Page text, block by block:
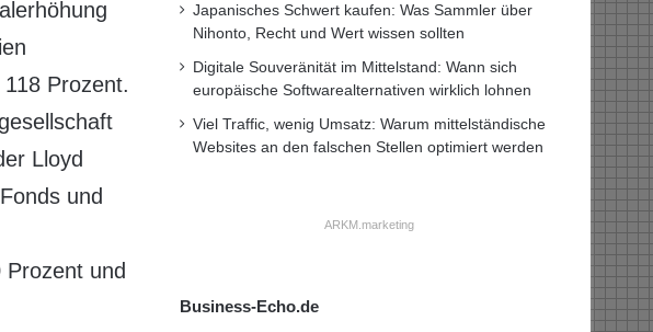
Prozent.
Lloyd
und
und
Japanisches Schwert kaufen: Was Sammler über
Nihonto, Recht und Wert wissen sollten
Digitale Souveränität im Mittelstand: Wann sich
europäische Softwarealternativen wirklich lohnen
Viel Traffic, wenig Umsatz: Warum mittelständische
Websites an den falschen Stellen optimiert werden
ARKM.marketing
Business-Echo.de